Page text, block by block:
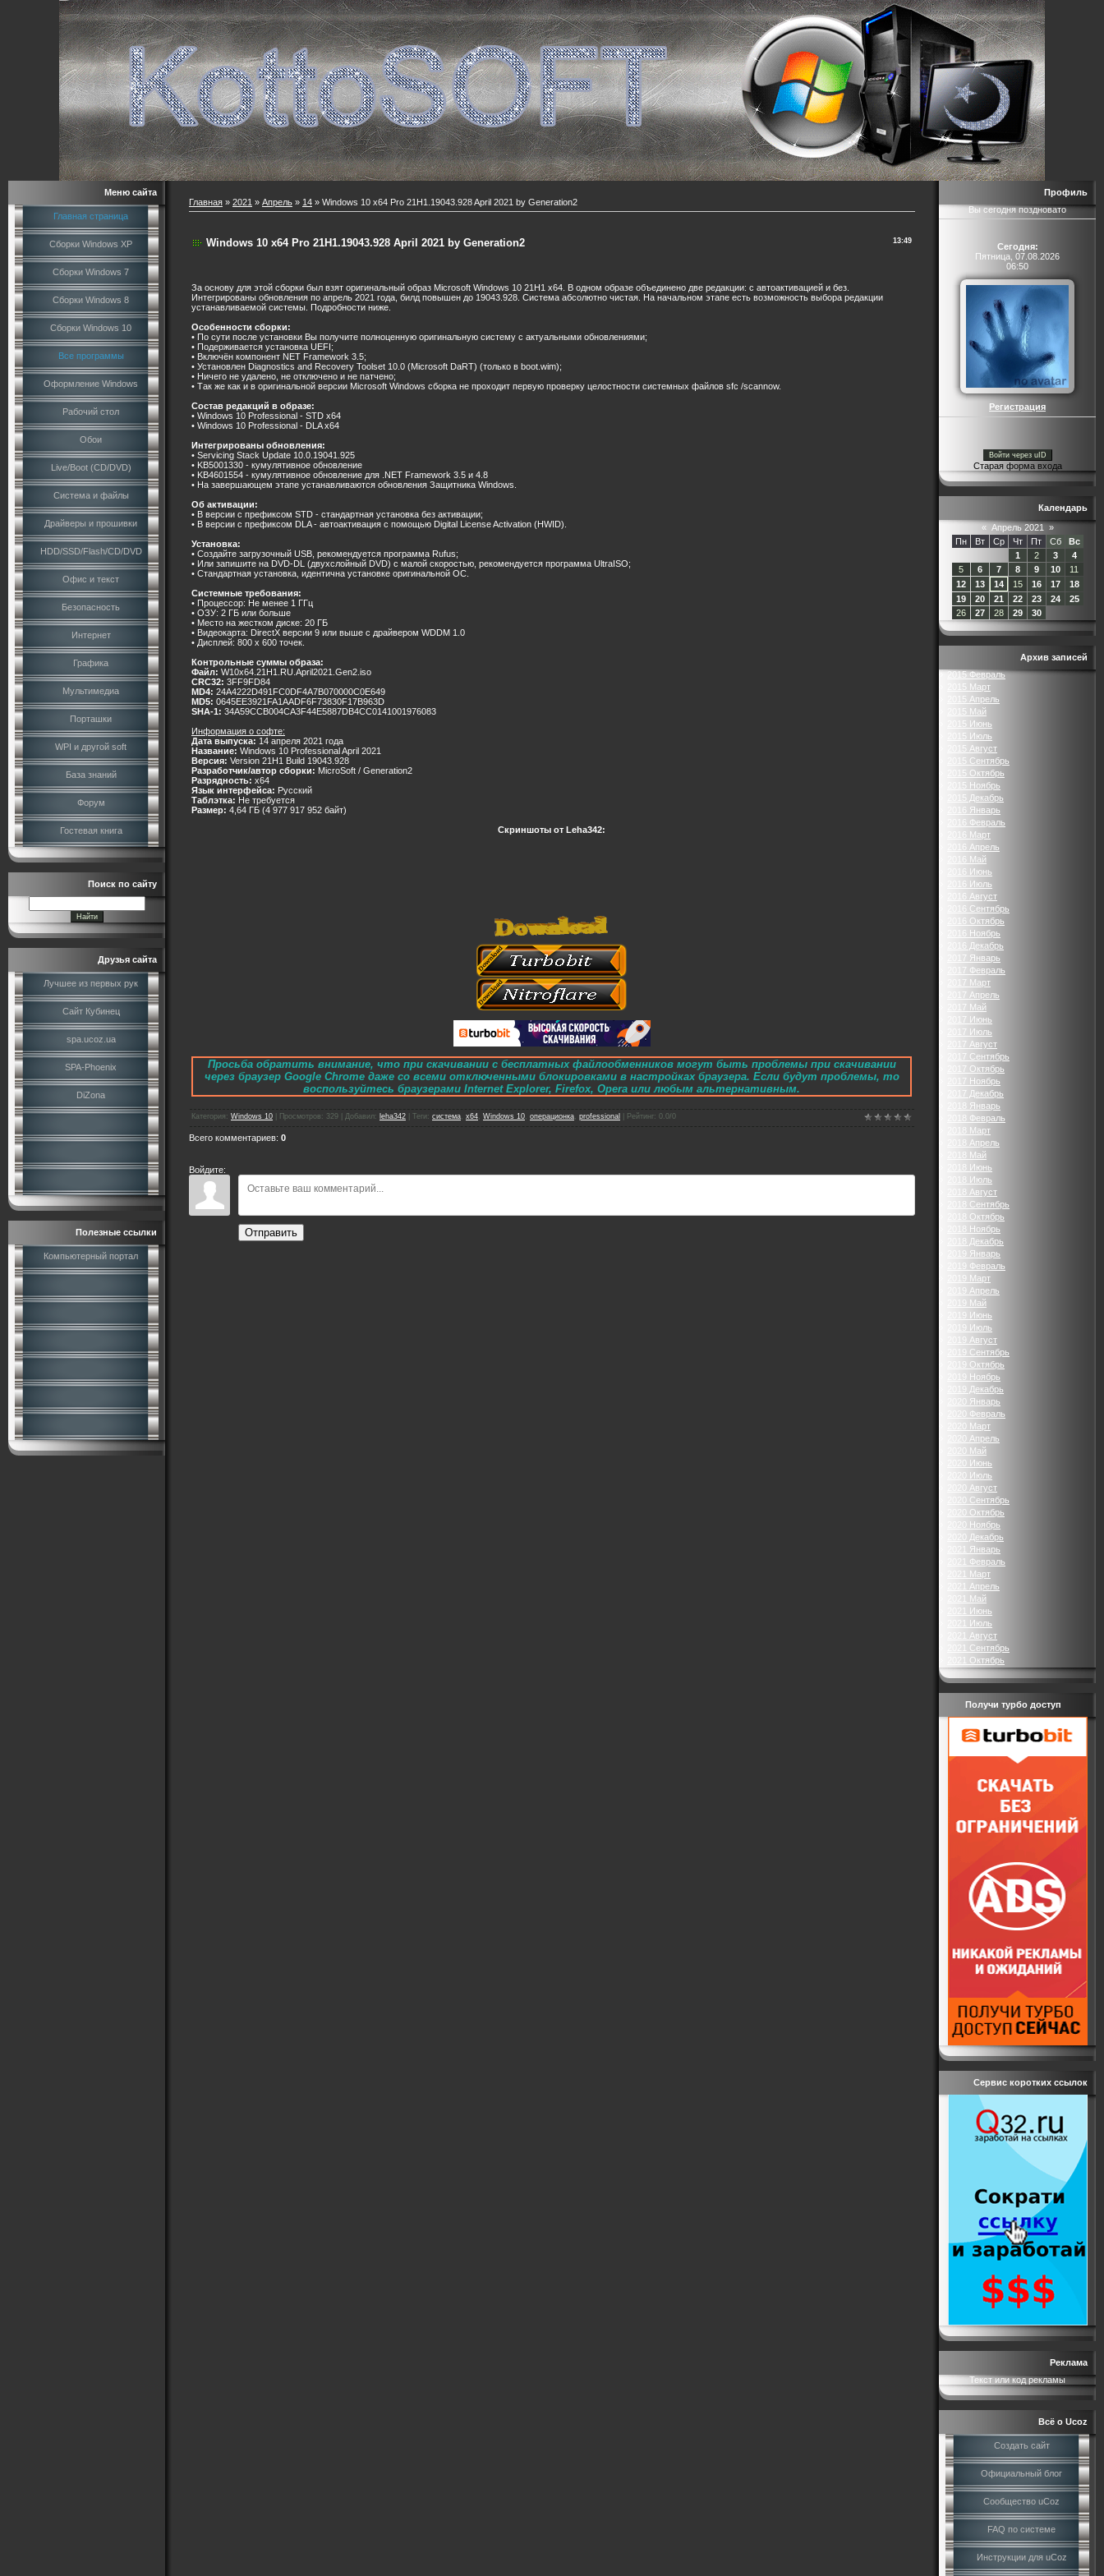
Меню сайта
Главная страница
Сборки Windows XP
Сборки Windows 7
Сборки Windows 8
Сборки Windows 10
Все программы
Оформление Windows
Рабочий стол
Обои
Live/Boot (CD/DVD)
Система и файлы
Драйверы и прошивки
HDD/SSD/Flash/CD/DVD
Офис и текст
Безопасность
Интернет
Графика
Мультимедиа
Порташки
WPI и другой soft
База знаний
Форум
Гостевая книга
Поиск по сайту
Друзья сайта
Лучшее из первых рук
Сайт Кубинец
spa.ucoz.ua
SPA-Phoenix
DiZona
Полезные ссылки
Компьютерный портал
Главная » 2021 » Апрель » 14 » Windows 10 x64 Pro 21H1.19043.928 April 2021 by Generation2
13:49
Windows 10 x64 Pro 21H1.19043.928 April 2021 by Generation2
За основу для этой сборки был взят оригинальный образ Microsoft Windows 10 21H1 x64. В одном образе объединено две редакции: с автоактивацией и без.
Интегрированы обновления по апрель 2021 года, билд повышен до 19043.928. Система абсолютно чистая. На начальном этапе есть возможность выбора редакции
устанавливаемой системы. Подробности ниже.
Особенности сборки:
• По сути после установки Вы получите полноценную оригинальную систему с актуальными обновлениями;
• Подерживается установка UEFI;
• Включён компонент NET Framework 3.5;
• Установлен Diagnostics and Recovery Toolset 10.0 (Microsoft DaRT) (только в boot.wim);
• Ничего не удалено, не отключено и не патчено;
• Так же как и в оригинальной версии Microsoft Windows сборка не проходит первую проверку целостности системных файлов sfc /scannow.
Состав редакций в образе:
• Windows 10 Professional - STD x64
• Windows 10 Professional - DLA x64
Интегрированы обновления:
• Servicing Stack Update 10.0.19041.925
• KB5001330 - кумулятивное обновление
• KB4601554 - кумулятивное обновление для .NET Framework 3.5 и 4.8
• На завершающем этапе устанавливаются обновления Защитника Windows.
Об активации:
• В версии с префиксом STD - стандартная установка без активации;
• В версии с префиксом DLA - автоактивация с помощью Digital License Activation (HWID).
Установка:
• Создайте загрузочный USB, рекомендуется программа Rufus;
• Или запишите на DVD-DL (двухслойный DVD) с малой скоростью, рекомендуется программа UltraISO;
• Стандартная установка, идентична установке оригинальной ОС.
Системные требования:
• Процессор: Не менее 1 ГГц
• ОЗУ: 2 ГБ или больше
• Место на жестком диске: 20 ГБ
• Видеокарта: DirectX версии 9 или выше с драйвером WDDM 1.0
• Дисплей: 800 x 600 точек.
Контрольные суммы образа:
Файл: W10x64.21H1.RU.April2021.Gen2.iso
CRC32: 3FF9FD84
MD4: 24A4222D491FC0DF4A7B070000C0E649
MD5: 0645EE3921FA1AADF6F73830F17B963D
SHA-1: 34A59CCB004CA3F44E5887DB4CC0141001976083
Информация о софте:
Дата выпуска: 14 апреля 2021 года
Название: Windows 10 Professional April 2021
Версия: Version 21H1 Build 19043.928
Разработчик/автор сборки: MicroSoft / Generation2
Разрядность: x64
Язык интерфейса: Русский
Таблэтка: Не требуется
Размер: 4,64 ГБ (4 977 917 952 байт)
Скриншоты от Leha342:
Просьба обратить внимание, что при скачивании с бесплатных файлообменников могут быть проблемы при скачивании
через браузер Google Chrome даже со всеми отключенными блокировками в настройках браузера. Если будут проблемы, то
воспользуйтесь браузерами Internet Explorer, Firefox, Opera или любым альтернативным.
Категория : Windows 10 Просмотров : 329 Добавил: leha342 Теги : система, x64, Windows 10, операционка, professional Рейтинг: 0.0/0
Всего комментариев: 0
Войдите:
Отправить
Профиль
Вы сегодня поздновато
Сегодня:
Пятница, 07.08.2026
06:50
Регистрация
Войти через uID
Старая форма входа
Календарь
« Апрель 2021
»
Пн
Вт Ср Чт Пт Сб
Вс
1
2 3
4
5
6 7 8 9 10
11
12
13 14 15 16 17
18
19
20 21 22 23 24
25
26
27 28 29 30
Архив записей
2015 Февраль
2015 Март
2015 Апрель
2015 Май
2015 Июнь
2015 Июль
2015 Август
2015 Сентябрь
2015 Октябрь
2015 Ноябрь
2015 Декабрь
2016 Январь
2016 Февраль
2016 Март
2016 Апрель
2016 Май
2016 Июнь
2016 Июль
2016 Август
2016 Сентябрь
2016 Октябрь
2016 Ноябрь
2016 Декабрь
2017 Январь
2017 Февраль
2017 Март
2017 Апрель
2017 Май
2017 Июнь
2017 Июль
2017 Август
2017 Сентябрь
2017 Октябрь
2017 Ноябрь
2017 Декабрь
2018 Январь
2018 Февраль
2018 Март
2018 Апрель
2018 Май
2018 Июнь
2018 Июль
2018 Август
2018 Сентябрь
2018 Октябрь
2018 Ноябрь
2018 Декабрь
2019 Январь
2019 Февраль
2019 Март
2019 Апрель
2019 Май
2019 Июнь
2019 Июль
2019 Август
2019 Сентябрь
2019 Октябрь
2019 Ноябрь
2019 Декабрь
2020 Январь
2020 Февраль
2020 Март
2020 Апрель
2020 Май
2020 Июнь
2020 Июль
2020 Август
2020 Сентябрь
2020 Октябрь
2020 Ноябрь
2020 Декабрь
2021 Январь
2021 Февраль
2021 Март
2021 Апрель
2021 Май
2021 Июнь
2021 Июль
2021 Август
2021 Сентябрь
2021 Октябрь
Получи турбо доступ
Сервис коротких ссылок
Реклама
Текст или код рекламы
Всё о Ucoz
Создать сайт
Официальный блог
Сообщество uCoz
FAQ по системе
Инструкции для uCoz